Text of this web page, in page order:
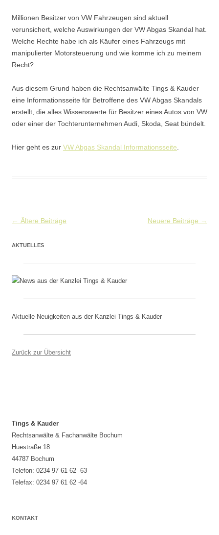
Millionen Besitzer von VW Fahrzeugen sind aktuell
verunsichert, welche Auswirkungen der VW Abgas Skandal hat.
Welche Rechte habe ich als Käufer eines Fahrzeugs mit
manipulierter Motorsteuerung und wie komme ich zu meinem
Recht?
Aus diesem Grund haben die Rechtsanwälte Tings & Kauder
eine Informationsseite für Betroffene des VW Abgas Skandals
erstellt, die alles Wissenswerte für Besitzer eines Autos von VW
oder einer der Tochterunternehmen Audi, Skoda, Seat bündelt.
Hier geht es zur VW Abgas Skandal Informationsseite
Beitragsnavigation
← Ältere Beiträge Neuere Beiträge →
AKTUELLES
Aktuelle Neuigkeiten aus der Kanzlei Tings & Kauder
Zurück zur Übersicht
Tings & Kauder
Rechtsanwälte & Fachanwälte Bochum
Huestraße 18
44787 Bochum
Telefon: 0234 97 61 62 -63
Telefax: 0234 97 61 62 -64
KONTAKT